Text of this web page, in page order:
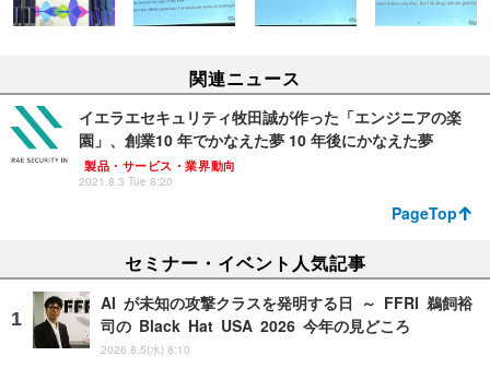
関連ニュース
イエラエセキュリティ牧田誠が作った「エンジニアの楽
園」、創業10 年でかなえた夢 10 年後にかなえた夢
製品・サービス・業界動向
2021.8.3 Tue 8:20
PageTop
セミナー・イベント人気記事
AI が未知の攻撃クラスを発明する日 ～ FFRI 鵜飼裕
司の Black Hat USA 2026 今年の見どころ
2026.8.5(水) 8:10